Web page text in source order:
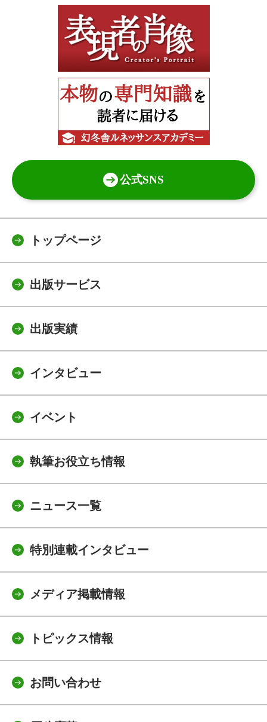
公式SNS
トップページ
出版サービス
出版実績
インタビュー
イベント
執筆お役立ち情報
ニュース一覧
特別連載インタビュー
メディア掲載情報
トピックス情報
お問い合わせ